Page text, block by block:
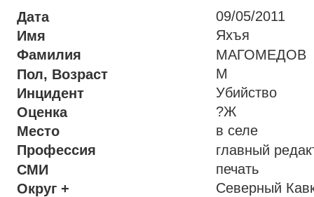
Дата
09/05/2011
Имя
Яхъя
Фамилия
МАГОМЕДОВ
Пол, Возраст
М
Инцидент
Убийство
Оценка
?Ж
Место
в селе
Профессия
главный
СМИ
печать
Округ +
Северный